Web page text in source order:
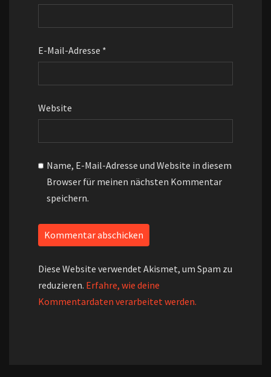
E-Mail-Adresse *
Website
Name, E-Mail-Adresse und Website in diesem
Browser für meinen nächsten Kommentar
speichern.
Diese Website verwendet Akismet, um Spam zu
reduzieren. Erfahre, wie deine
Kommentardaten verarbeitet werden.